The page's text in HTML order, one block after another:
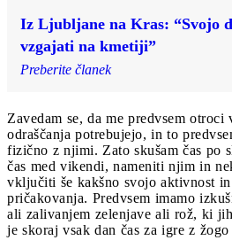
Iz Ljubljane na Kras: “Svojo
vzgajati na kmetiji”
Preberite članek
Zavedam se, da me predvsem otroci
odraščanja potrebujejo, in to
fizično z njimi. Zato skušam čas po
čas med vikendi, nameniti njim in
vključiti še kakšno svojo aktivnost
pričakovanja. Predvsem imamo
ali zalivanjem zelenjave ali rož, ki
je skoraj vsak dan čas za igre z žogo